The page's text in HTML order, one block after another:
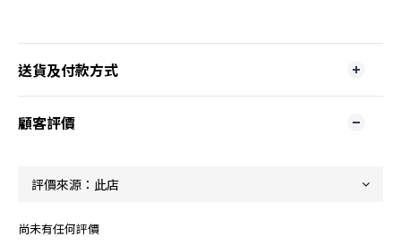
送貨及付款方式
顧客評價
尚未有任何評價